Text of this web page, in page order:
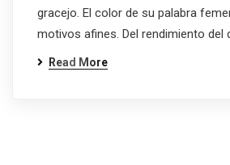
gracejo. El color de su palabra
motivos afines. Del rendimiento del
Read More